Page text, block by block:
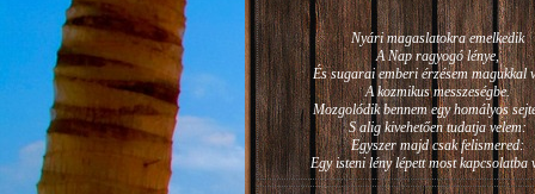
Nyári magaslatokra emelkedik
A Nap ragyogó lénye,
És sugarai emberi érzésem magukkal
A kozmikus messzeségbe.
Mozgolódik bennem egy homályos
S alig kivehetően tudatja velem:
Egyszer majd csak felismered:
Egy isteni lény lépett most kapcsolatba